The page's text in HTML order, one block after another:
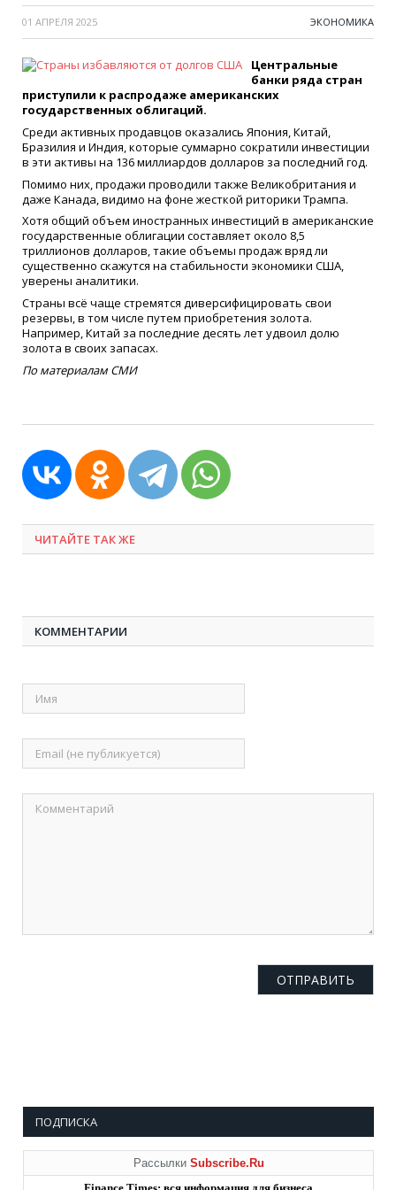
01 АПРЕЛЯ 2025 ЭКОНОМИКА
Центральные
банки ряда стран
приступили к распродаже американских
государственных облигаций.
Среди активных продавцов оказались Япония, Китай,
Бразилия и Индия, которые суммарно сократили инвестиции
в эти активы на 136 миллиардов долларов за последний год.
Помимо них, продажи проводили также Великобритания и
даже Канада, видимо на фоне жесткой риторики Трампа.
Хотя общий объем иностранных инвестиций в американские
государственные облигации составляет около 8,5
триллионов долларов, такие объемы продаж вряд ли
существенно скажутся на стабильности экономики США,
уверены аналитики.
Страны всё чаще стремятся диверсифицировать свои
резервы, в том числе путем приобретения золота.
Например, Китай за последние десять лет удвоил долю
золота в своих запасах.
По материалам СМИ
ЧИТАЙТЕ ТАК ЖЕ
КОММЕНТАРИИ
ПОДПИСКА
Рассылки Subscribe.Ru